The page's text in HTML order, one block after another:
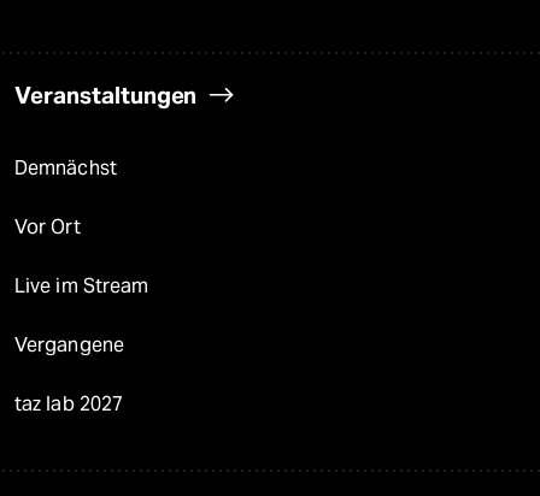
Veranstaltungen
Demnächst
Vor Ort
Live im Stream
Vergangene
taz lab 2027